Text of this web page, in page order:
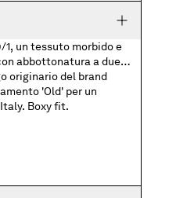
un tessuto morbido e
abbottonatura a due
originario del brand
'Old' per un
Boxy fit.